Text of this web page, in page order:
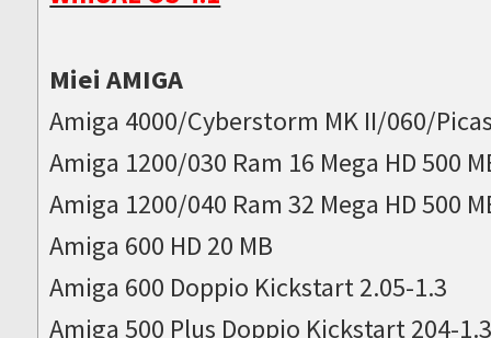
Miei AMIGA
Amiga 4000/Cyberstorm MK II/060/
Amiga 1200/030 Ram 16 Mega HD 500
Amiga 1200/040 Ram 32 Mega HD 500
Amiga 600 HD 20 MB
Amiga 600 Doppio Kickstart 2.05-1.3
Amiga 500 Plus Doppio Kickstart 204-